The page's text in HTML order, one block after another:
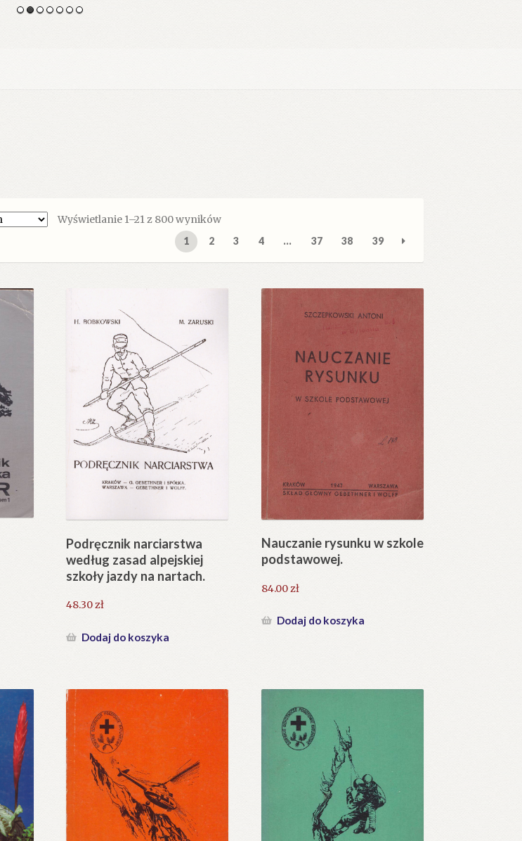
Wyświetlanie 1–21 z 800 wynikówPosortowane
według
1 2 3 4 … 37 38 39
Podręcznik narciarstwa
według zasad alpejskiej
szkoły jazdy na nartach.
48.30zł
Dodaj do koszyka
Nauczanie rysunku w szkole
podstawowej.
84.00zł
Dodaj do koszyka